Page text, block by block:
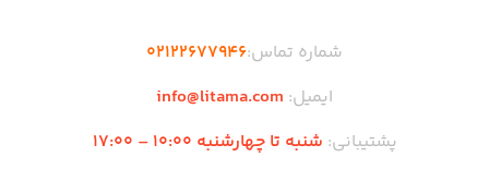
شماره تماس:02122677946
ایمیل: info@litama.com
پشتیبانی: شنبه تا چهارشنبه 10:00 – 17:00